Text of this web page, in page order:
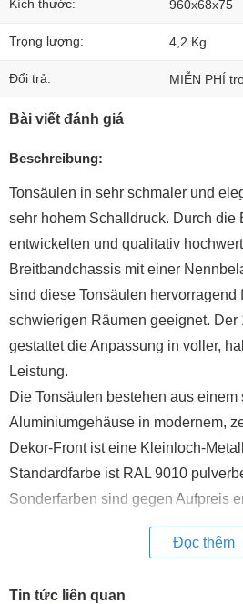
Kích thước: 960x68x75
Trọng lượng: 4,2 Kg
Đổi trả: MIỄN PHÍ
Bài viết đánh giá
Beschreibung:
Tonsäulen in sehr schmaler und
sehr hohem Schalldruck. Durch die
entwickelten und qualitativ
Breitbandchassis mit einer
sind diese Tonsäulen hervorragend
schwierigen Räumen geeignet. Der
gestattet die Anpassung in voller,
Leistung.
Die Tonsäulen bestehen aus
Aluminiumgehäuse in modernem,
Dekor-Front ist eine Kleinloch-
Standardfarbe ist RAL 9010
Sonderfarben sind gegen Aufpreis
Đọc thêm
Tin tức liên quan